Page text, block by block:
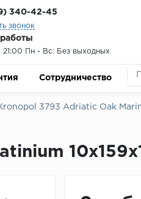
340-42-45
звонок
21:00 Пн - Вс: Без выходных
Сотрудничество
3793 Adriatic Oak